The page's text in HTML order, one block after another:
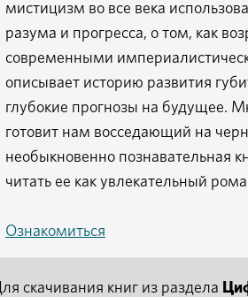
мистицизм во все века
разума и прогресса, о том, как
современными
описывает историю развития
глубокие прогнозы на будущее.
готовит нам восседающий на
необыкновенно познавательная
читать ее как увлекательный
Ознакомиться
скачивания книг из раздела